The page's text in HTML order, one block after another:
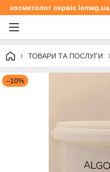
косметолог сервіс lemag.ua
ТОВАРИ ТА ПОСЛУГИ
–10%